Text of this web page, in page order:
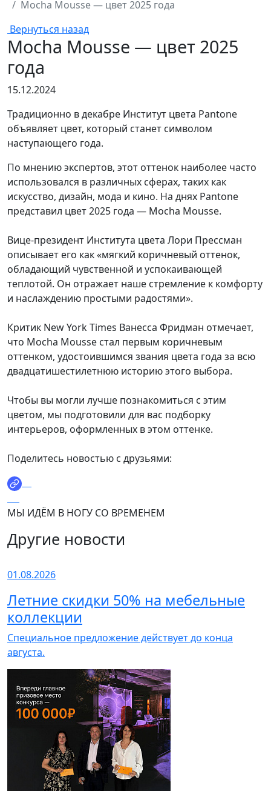
Mocha Mousse — цвет 2025 года
Вернуться назад
Mocha Mousse — цвет 2025
года
15.12.2024
Традиционно в декабре Институт цвета Pantone
объявляет цвет, который станет символом
наступающего года.
По мнению экспертов, этот оттенок наиболее часто
использовался в различных сферах, таких как
искусство, дизайн, мода и кино. На днях Pantone
представил цвет 2025 года — Mocha Mousse.
Вице-президент Института цвета Лори Прессман
описывает его как «мягкий коричневый оттенок,
обладающий чувственной и успокаивающей
теплотой. Он отражает наше стремление к комфорту
и наслаждению простыми радостями».
Критик New York Times Ванесса Фридман отмечает,
что Mocha Mousse стал первым коричневым
оттенком, удостоившимся звания цвета года за всю
двадцатишестилетнюю историю этого выбора.
Чтобы вы могли лучше познакомиться с этим
цветом, мы подготовили для вас подборку
интерьеров, оформленных в этом оттенке.
Поделитесь новостью с друзьями:
МЫ ИДЁМ В НОГУ СО ВРЕМЕНЕМ
Другие новости
01.08.2026
Летние скидки 50% на мебельные
коллекции
Специальное предложение действует до конца
августа.